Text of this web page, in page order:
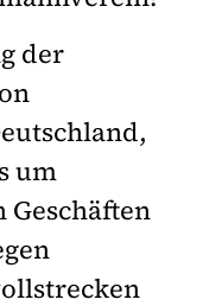
der
um
Geschäften